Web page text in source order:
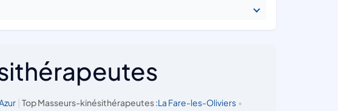
| Top Masseurs-kinésithérapeutes :La Fare-les-Oliviers •